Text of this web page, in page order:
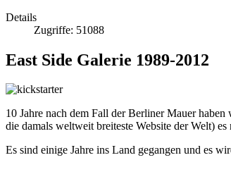
Details
Zugriffe: 51088
East Side Galerie 1989-2012
10 Jahre nach dem Fall der Berliner Mauer
die damals weltweit breiteste Website der Welt)
Es sind einige Jahre ins Land gegangen und es